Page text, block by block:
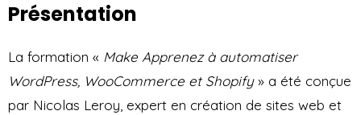
Présentation
La formation « Make Apprenez à automatiser
WordPress, WooCommerce et Shopify» a été conçue
par Nicolas Leroy, expert en création de sites web et